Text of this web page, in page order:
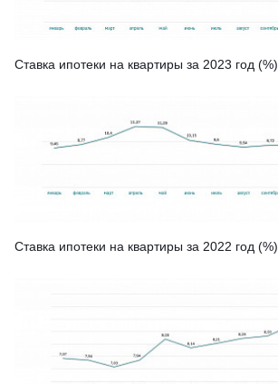
Ставка ипотеки на квартиры за 2023 год (%)
Ставка ипотеки на квартиры за 2022 год (%)